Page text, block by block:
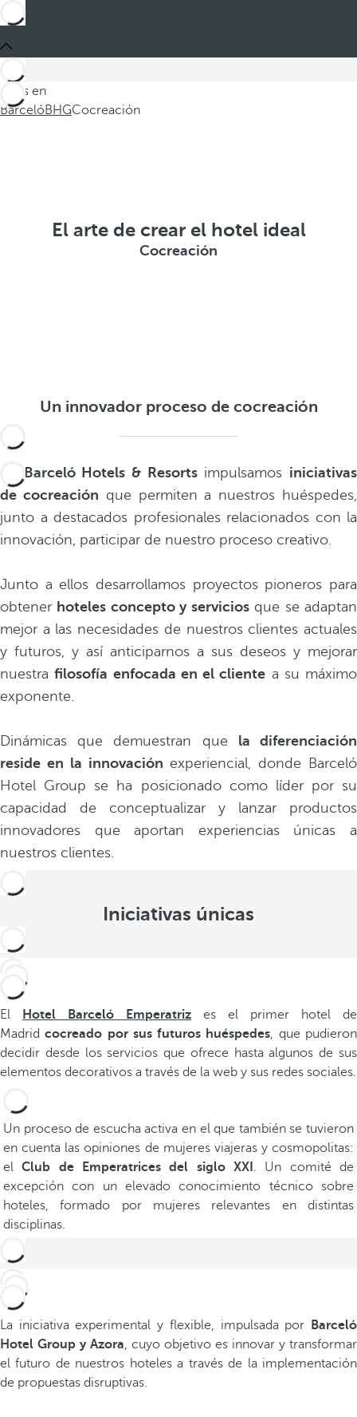
Estás en
BarcelóBHGCocreación
El arte de crear el hotel ideal
Cocreación
Un innovador proceso de cocreación
Barceló Hotels & Resortsimpulsamos iniciativas
de cocreación que permiten a nuestros huéspedes,
junto a destacados profesionales relacionados con la
innovación, participar de nuestro proceso creativo.
Junto a ellos desarrollamos proyectos pioneros para
obtener hoteles concepto y serviciosque se adaptan
mejor a las necesidades de nuestros clientes actuales
y futuros, y así anticiparnos a sus deseos y mejorar
nuestrafilosofía enfocada en el cliente a su máximo
exponente.
Dinámicas que demuestran que la diferenciación
reside en la innovación experiencial, donde Barceló
Hotel Group se ha posicionado como líder por su
capacidad de conceptualizar y lanzar productos
innovadores que aportan experiencias únicas a
nuestros clientes.
Iniciativas únicas
El Hotel Barceló Emperatriz
es el primer hotel de
Madridcocreado por sus futuros huéspedes, que pudieron
decidir desde los servicios que ofrece hasta algunos de sus
elementos decorativos a través de la web y sus redes sociales.
Un proceso de escucha activa en el que también se tuvieron
en cuenta las opiniones de mujeres viajeras y cosmopolitas:
elClub de Emperatrices del siglo XXI . Un comité de
excepción con un elevado conocimiento técnico sobre
hoteles, formado por mujeres relevantes en distintas
disciplinas.
La iniciativa experimental y flexible, impulsada por
Barceló
Hotel Group y Azora, cuyo objetivo es innovar y transformar
el futuro de nuestros hoteles a través de la implementación
de propuestas disruptivas.